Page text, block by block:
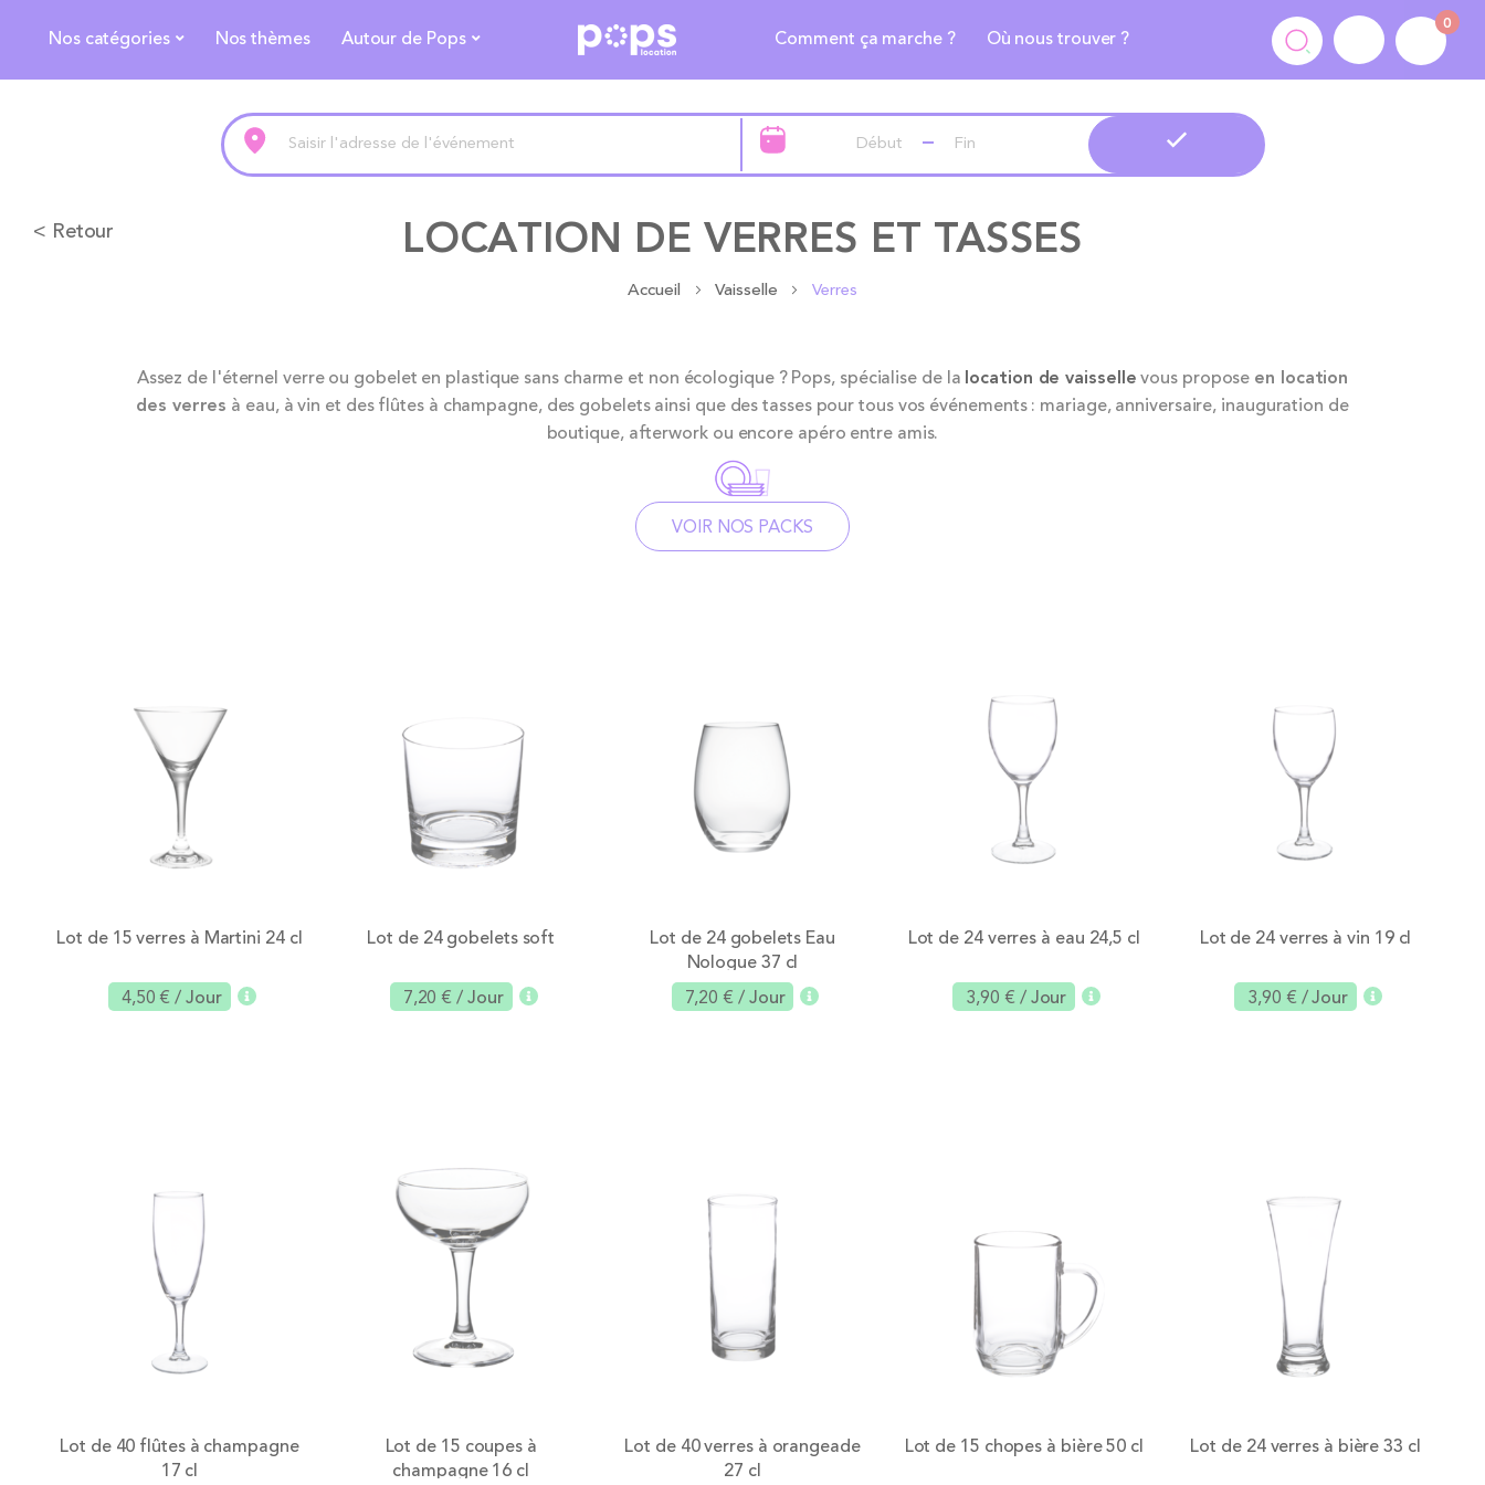
Nos catégories Nos thèmes Autour de Pops Comment ça marche ? Où nous trouver ?
0
< Retour LOCATION DE VERRES ET TASSES
Accueil Vaisselle Verres
Assez de l'éternel verre ou gobelet en plastique sans charme et non écologique ? Pops, spécialise de la location de vaissellevous propose en location
des verres à eau, à vin et des flûtes à champagne, des gobelets ainsi que des tasses pour tous vos événements : mariage, anniversaire, inauguration de
boutique, afterwork ou encore apéro entre amis.
VOIR NOS PACKS
Lot de 15 verres à Martini 24 cl
4,50 € / Jour
Lot de 24 gobelets soft
7,20 € / Jour
Lot de 24 gobelets Eau
Nologue 37 cl
7,20 € / Jour
Lot de 24 verres à eau 24,5 cl
3,90 € / Jour
Lot de 24 verres à vin 19 cl
3,90 € / Jour
Lot de 40 flûtes à champagne
17 cl
Lot de 15 coupes à
champagne 16 cl
Lot de 40 verres à orangeade
27 cl
Lot de 15 chopes à bière 50 cl Lot de 24 verres à bière 33 cl